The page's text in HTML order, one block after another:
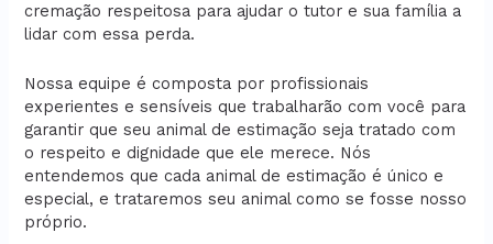
cremação respeitosa para ajudar o tutor e sua família a
lidar com essa perda.
Nossa equipe é composta por profissionais
experientes e sensíveis que trabalharão com você para
garantir que seu animal de estimação seja tratado com
o respeito e dignidade que ele merece. Nós
entendemos que cada animal de estimação é único e
especial, e trataremos seu animal como se fosse nosso
próprio.